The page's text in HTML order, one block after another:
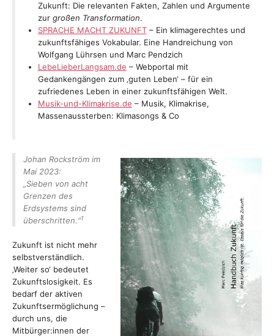
Zukunft: Die relevanten Fakten, Zahlen und Argumente
zurgroßen Transformation.
SPRACHE MACHT ZUKUNFT– Ein klimagerechtes und
zukunftsfähiges Vokabular. Eine Handreichung von
Wolfgang Lührsen und Marc Pendzich
LebeLieberLangsam.de – Webportal mit
Gedankengängen zum ‚guten Leben‘ – für ein
zufriedenes Leben in einer zukunftsfähigen Welt.
Musik-und-Klimakrise.de – Musik, Klimakrise,
Massenaussterben: Klimasongs & Co
Johan Rockström im
Mai 2023:
„Sieben von acht
Grenzen des
Erdsystems sind
überschritten.“1
Zukunft ist nicht mehr
selbstverständlich.
‚Weiter so‘ bedeutet
Zukunftslosigkeit. Es
bedarf der aktiven
Zukunftsermöglichung –
durch uns, die
Mitbürger:innen der